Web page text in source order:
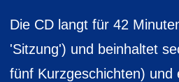
Die CD langt für 42
'Sitzung') und beinhaltet
fünf Kurzgeschichten) und